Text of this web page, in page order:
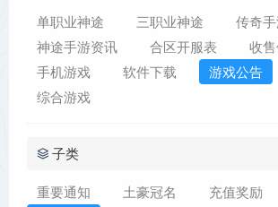
单职业神途 三职业神途
传奇
神途手游资讯
合区开服表
收
手机游戏
软件下载 游戏公告
综合游戏
子类
重要通知 土豪冠名 充值奖励